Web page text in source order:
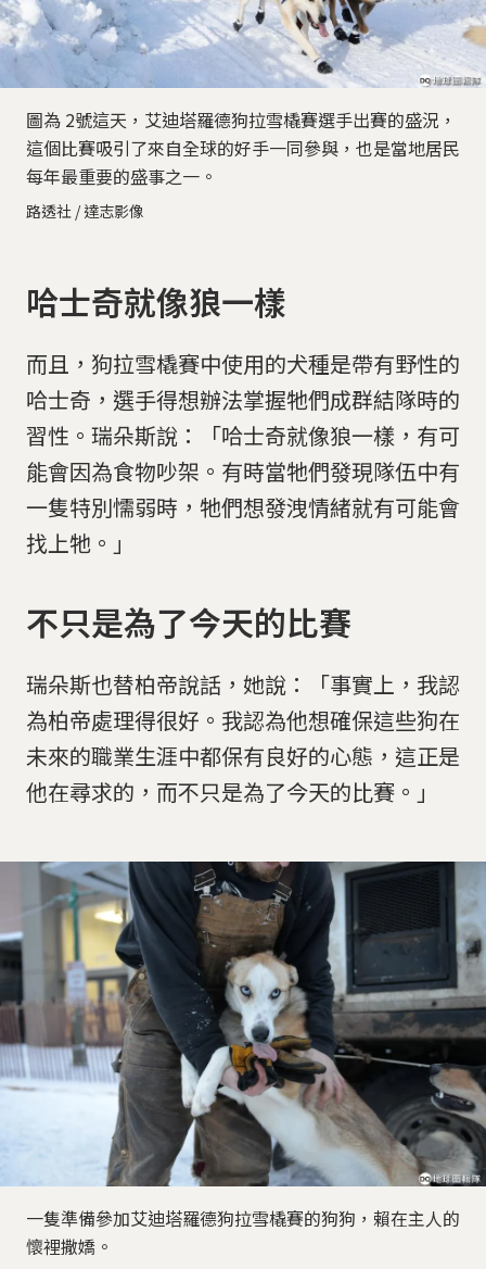
圖為 2號這天，艾迪塔羅德狗拉雪橇賽選手出賽的盛況，
這個比賽吸引了來自全球的好手一同參與，也是當地居民
每年最重要的盛事之一。
路透社 / 達志影像
哈士奇就像狼一樣
而且，狗拉雪橇賽中使用的犬種是帶有野性的
哈士奇，選手得想辦法掌握牠們成群結隊時的
習性。瑞朵斯說：「哈士奇就像狼一樣，有可
能會因為食物吵架。有時當牠們發現隊伍中有
一隻特別懦弱時，牠們想發洩情緒就有可能會
找上牠。」
不只是為了今天的比賽
瑞朵斯也替柏帝說話，她說：「事實上，我認
為柏帝處理得很好。我認為他想確保這些狗在
未來的職業生涯中都保有良好的心態，這正是
他在尋求的，而不只是為了今天的比賽。」
一隻準備參加艾迪塔羅德狗拉雪橇賽的狗狗，賴在主人的
懷裡撒嬌。